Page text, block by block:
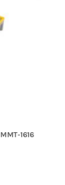
1616